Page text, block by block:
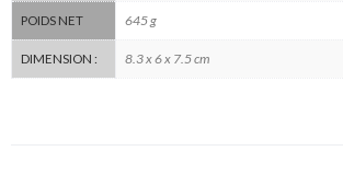
POIDS NET 645 g
DIMENSION : 8.3 x 6 x 7.5 cm